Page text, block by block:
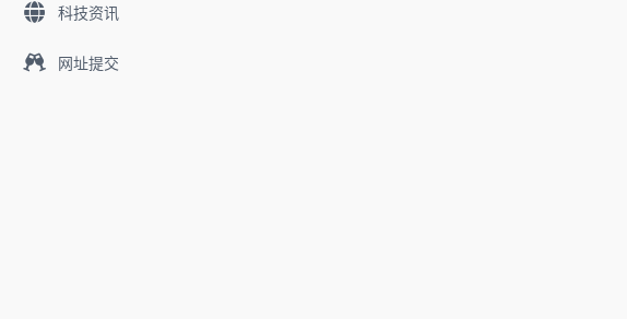
科技资讯
网址提交